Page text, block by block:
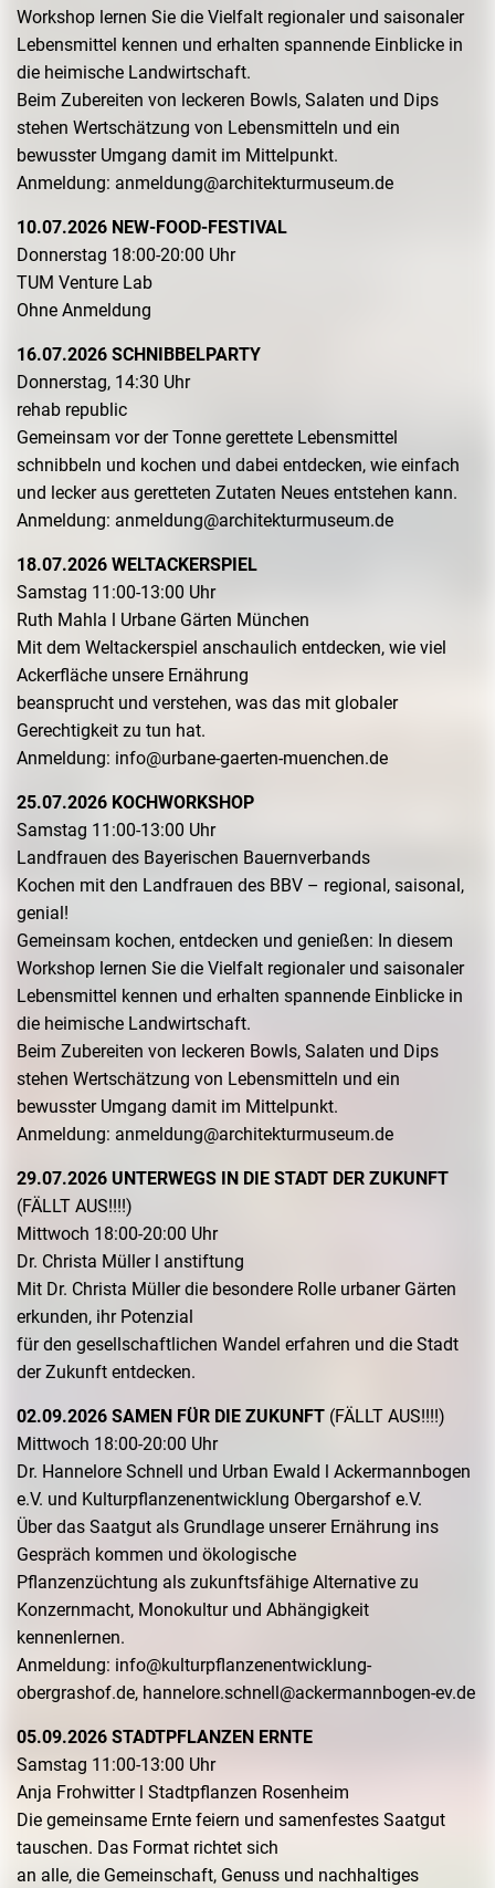
Workshop lernen Sie die Vielfalt regionaler und saisonaler
Lebensmittel kennen und erhalten spannende Einblicke in
die heimische Landwirtschaft.
Beim Zubereiten von leckeren Bowls, Salaten und Dips
stehen Wertschätzung von Lebensmitteln und ein
bewusster Umgang damit im Mittelpunkt.
Anmeldung: anmeldung@architekturmuseum.de
10.07.2026 NEW-FOOD-FESTIVAL
Donnerstag 18:00-20:00 Uhr
TUM Venture Lab
Ohne Anmeldung
16.07.2026 SCHNIBBELPARTY
Donnerstag, 14:30 Uhr
rehab republic
Gemeinsam vor der Tonne gerettete Lebensmittel
schnibbeln und kochen und dabei entdecken, wie einfach
und lecker aus geretteten Zutaten Neues entstehen kann.
Anmeldung: anmeldung@architekturmuseum.de
18.07.2026 WELTACKERSPIEL
Samstag 11:00-13:00 Uhr
Ruth Mahla l Urbane Gärten München
Mit dem Weltackerspiel anschaulich entdecken, wie viel
Ackerfläche unsere Ernährung
beansprucht und verstehen, was das mit globaler
Gerechtigkeit zu tun hat.
Anmeldung: info@urbane-gaerten-muenchen.de
25.07.2026 KOCHWORKSHOP
Samstag 11:00-13:00 Uhr
Landfrauen des Bayerischen Bauernverbands
Kochen mit den Landfrauen des BBV – regional, saisonal,
genial!
Gemeinsam kochen, entdecken und genießen: In diesem
Workshop lernen Sie die Vielfalt regionaler und saisonaler
Lebensmittel kennen und erhalten spannende Einblicke in
die heimische Landwirtschaft.
Beim Zubereiten von leckeren Bowls, Salaten und Dips
stehen Wertschätzung von Lebensmitteln und ein
bewusster Umgang damit im Mittelpunkt.
Anmeldung: anmeldung@architekturmuseum.de
29.07.2026 UNTERWEGS IN DIE STADT DER ZUKUNFT
(FÄLLT AUS!!!!)
Mittwoch 18:00-20:00 Uhr
Dr. Christa Müller l anstiftung
Mit Dr. Christa Müller die besondere Rolle urbaner Gärten
erkunden, ihr Potenzial
für den gesellschaftlichen Wandel erfahren und die Stadt
der Zukunft entdecken.
02.09.2026 SAMEN FÜR DIE ZUKUNFT (FÄLLT AUS!!!!)
Mittwoch 18:00-20:00 Uhr
Dr. Hannelore Schnell und Urban Ewald l Ackermannbogen
e.V. und Kulturpflanzenentwicklung Obergarshof e.V.
Über das Saatgut als Grundlage unserer Ernährung ins
Gespräch kommen und ökologische
Pflanzenzüchtung als zukunftsfähige Alternative zu
Konzernmacht, Monokultur und Abhängigkeit
kennenlernen.
Anmeldung: info@kulturpflanzenentwicklung-
obergrashof.de, hannelore.schnell@ackermannbogen-ev.de
05.09.2026 STADTPFLANZEN ERNTE
Samstag 11:00-13:00 Uhr
Anja Frohwitter l Stadtpflanzen Rosenheim
Die gemeinsame Ernte feiern und samenfestes Saatgut
tauschen. Das Format richtet sich
an alle, die Gemeinschaft, Genuss und nachhaltiges